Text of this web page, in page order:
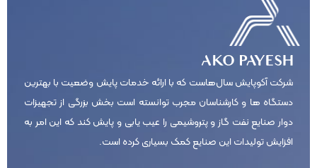
شرکت آکوپایش سال‌هاست که با ارائه خدمات پایش وضعیت با بهترین
دستگاه ها و کارشناسان مجرب توانسته است بخش بزرگی از تجهیزات
دوار صنایع نفت گاز و پتروشیمی را عیب یابی و پایش کند که این امر به
افزایش تولیدات این صنایع کمک بسیاری کرده است.